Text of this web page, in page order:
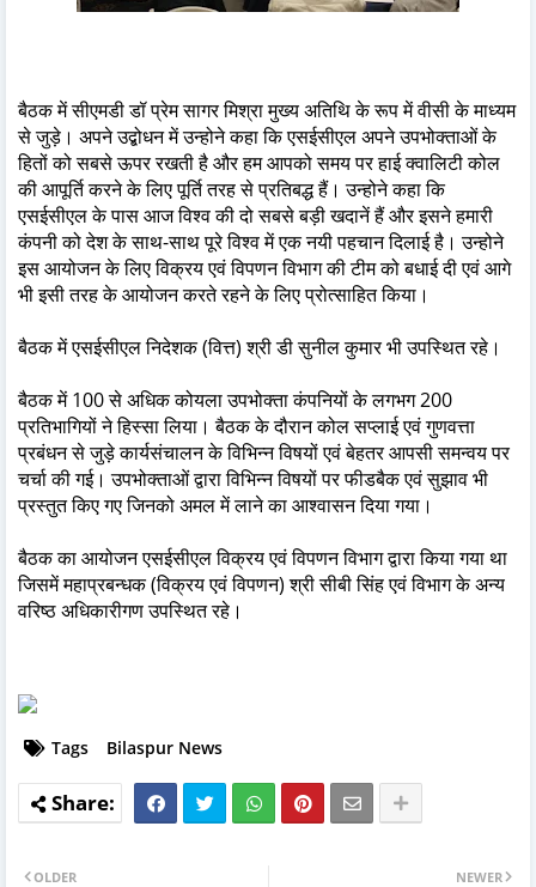
बैठक में सीएमडी डॉ प्रेम सागर मिश्रा मुख्य अतिथि के रूप में वीसी के माध्यम
से जुड़े। अपने उद्बोधन में उन्होने कहा कि एसईसीएल अपने उपभोक्ताओं के
हितों को सबसे ऊपर रखती है और हम आपको समय पर हाई क्वालिटी कोल
की आपूर्ति करने के लिए पूर्ति तरह से प्रतिबद्ध हैं। उन्होने कहा कि
एसईसीएल के पास आज विश्व की दो सबसे बड़ी खदानें हैं और इसने हमारी
कंपनी को देश के साथ-साथ पूरे विश्व में एक नयी पहचान दिलाई है। उन्होने
इस आयोजन के लिए विक्रय एवं विपणन विभाग की टीम को बधाई दी एवं आगे
भी इसी तरह के आयोजन करते रहने के लिए प्रोत्साहित किया।
बैठक में एसईसीएल निदेशक (वित्त) श्री डी सुनील कुमार भी उपस्थित रहे।
बैठक में 100 से अधिक कोयला उपभोक्ता कंपनियों के लगभग 200
प्रतिभागियों ने हिस्सा लिया। बैठक के दौरान कोल सप्लाई एवं गुणवत्ता
प्रबंधन से जुड़े कार्यसंचालन के विभिन्न विषयों एवं बेहतर आपसी समन्वय पर
चर्चा की गई। उपभोक्ताओं द्वारा विभिन्न विषयों पर फीडबैक एवं सुझाव भी
प्रस्तुत किए गए जिनको अमल में लाने का आश्वासन दिया गया।
बैठक का आयोजन एसईसीएल विक्रय एवं विपणन विभाग द्वारा किया गया था
जिसमें महाप्रबन्धक (विक्रय एवं विपणन) श्री सीबी सिंह एवं विभाग के अन्य
वरिष्ठ अधिकारीगण उपस्थित रहे।
Tags Bilaspur News
NEWER
OLDER